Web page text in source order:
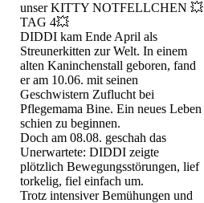
unser KITTY NOTFELLCHEN 💥
TAG 4💥
DIDDI kam Ende April als
Streunerkitten zur Welt. In einem
alten Kaninchenstall geboren, fand
er am 10.06. mit seinen
Geschwistern Zuflucht bei
Pflegemama Bine. Ein neues Leben
schien zu beginnen.
Doch am 08.08. geschah das
Unerwartete: DIDDI zeigte
plötzlich Bewegungsstörungen, lief
torkelig, fiel einfach um.
Trotz intensiver Bemühungen und